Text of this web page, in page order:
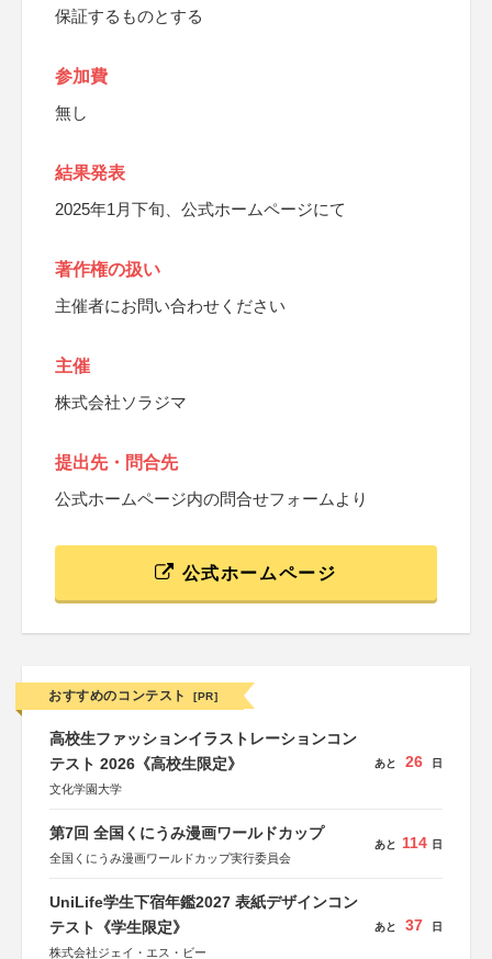
保証するものとする
参加費
無し
結果発表
2025年1月下旬、公式ホームページにて
著作権の扱い
主催者にお問い合わせください
主催
株式会社ソラジマ
提出先・問合先
公式ホームページ内の問合せフォームより
公式ホームページ
おすすめのコンテスト [PR]
高校生ファッションイラストレーションコン
テスト 2026《高校生限定》
文化学園大学
あと 26 日
第7回 全国くにうみ漫画ワールドカップ
全国くにうみ漫画ワールドカップ実行委員会
あと 114 日
UniLife学生下宿年鑑2027 表紙デザインコン
テスト《学生限定》
株式会社ジェイ・エス・ビー
あと 37 日